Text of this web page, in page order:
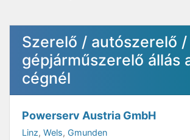
Szerelő / autószerelő /
gépjárműszerelő állás
cégnél
Powerserv Austria GmbH
Linz, Wels, Gmunden